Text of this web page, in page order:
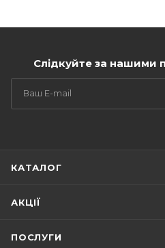
Слідкуйте за нашими
КАТАЛОГ
АКЦІЇ
ПОСЛУГИ